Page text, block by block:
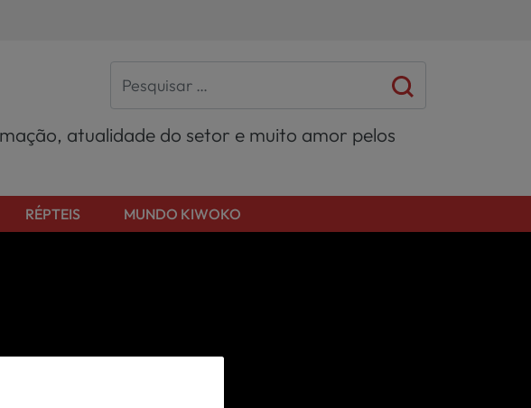
atualidade do setor e muito amor pelos
RÉPTEIS MUNDO KIWOKO